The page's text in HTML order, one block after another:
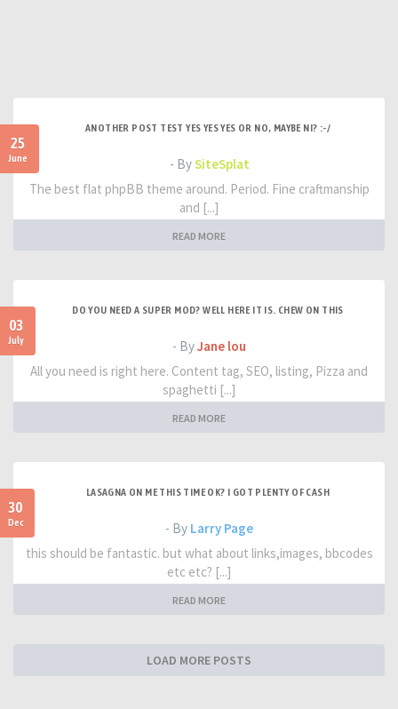
25
June
ANOTHER POST TEST YES YES YES OR NO, MAYBE NI? :-/
- BySiteSplat
The best flat phpBB theme around. Period. Fine craftmanship
and [...]
READ MORE
03
July
DO YOU NEED A SUPER MOD? WELL HERE IT IS. CHEW ON THIS
- ByJane lou
All you need is right here. Content tag, SEO, listing, Pizza and
spaghetti [...]
READ MORE
30
Dec
LASAGNA ON ME THIS TIME OK? I GOT PLENTY OF CASH
- By Larry Page
this should be fantastic. but what about links,images, bbcodes
etc etc? [...]
READ MORE
LOAD MORE POSTS